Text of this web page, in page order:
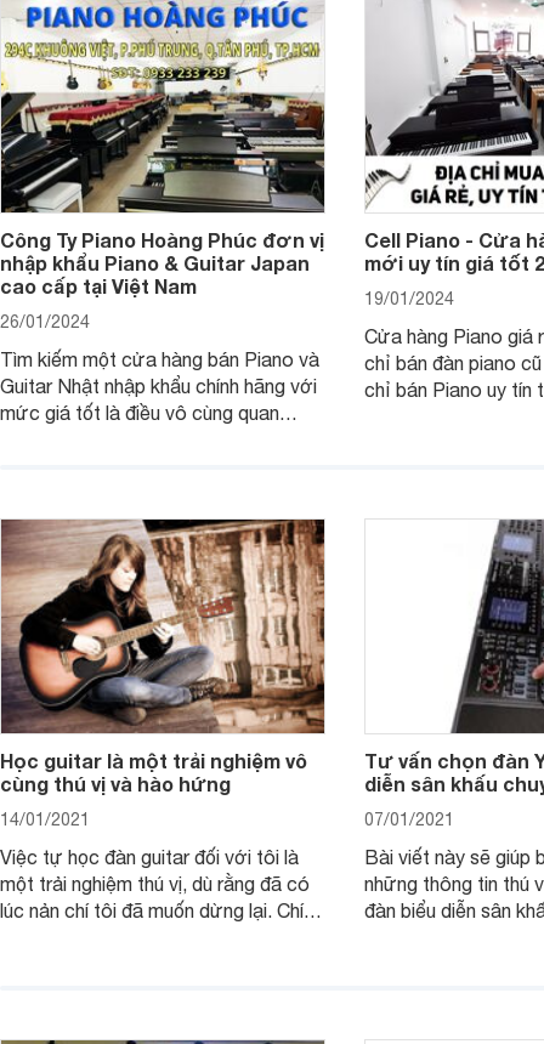
Công Ty Piano Hoàng Phúc đơn vị
nhập khẩu Piano & Guitar Japan
cao cấp tại Việt Nam
26/01/2024
Tìm kiếm một cửa hàng bán Piano và
Guitar Nhật nhập khẩu chính hãng với
mức giá tốt là điều vô cùng quan
địa chỉ bán Piano, Guitar Japan uy tín,
giá rẻ mà Websosanh.vn muốn giới
thiệu cho bạn.
Cell Piano - Cửa
mới uy tín giá tốt
19/01/2024
Cửa hàng Piano giá
chỉ bán đàn piano
chỉ bán Piano uy tín
cụ chính hãng, từ
Học guitar là một trải nghiệm vô
cùng thú vị và hào hứng
14/01/2021
Việc tự học đàn guitar đối với tôi là
một trải nghiệm thú vị, dù rằng đã có
lúc nản chí tôi đã muốn dừng lại. Chính
Tư vấn chọn đàn
diễn sân khấu
07/01/2021
Bài viết này sẽ giúp
những thông tin thú
đàn biểu diễn sân